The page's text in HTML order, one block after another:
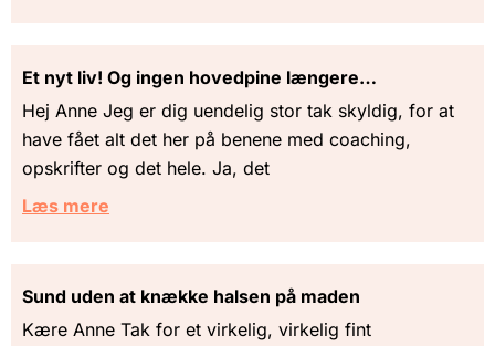
Et nyt liv! Og ingen hovedpine længere…
Hej Anne Jeg er dig uendelig stor tak skyldig, for at
have fået alt det her på benene med coaching,
opskrifter og det hele. Ja, det
Læs mere
Sund uden at knække halsen på maden
Kære Anne Tak for et virkelig, virkelig fint